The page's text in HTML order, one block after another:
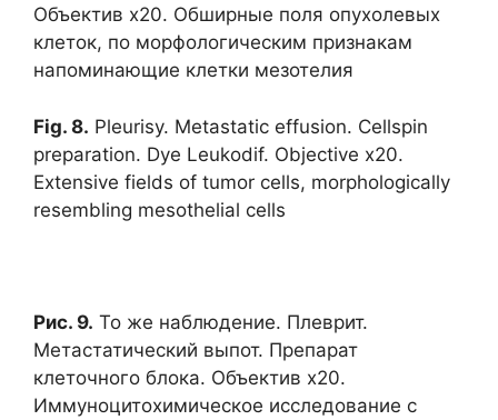
Объектив х20. Обширные поля опухолевых
клеток, по морфологическим признакам
напоминающие клетки мезотелия
Fig. 8. Pleurisy. Metastatic effusion. Cellspin
preparation. Dye Leukodif. Objective x20.
Extensive fields of tumor cells, morphologically
resembling mesothelial cells
Рис. 9. То же наблюдение. Плеврит.
Метастатический выпот. Препарат
клеточного блока. Объектив х20.
Иммуноцитохимическое исследование с